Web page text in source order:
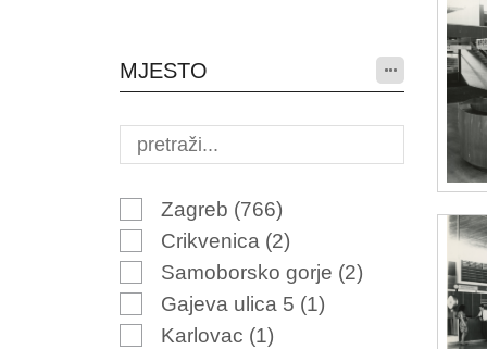
MJESTO
Zagreb (766)
Crikvenica (2)
Samoborsko gorje (2)
Gajeva ulica 5 (1)
Karlovac (1)